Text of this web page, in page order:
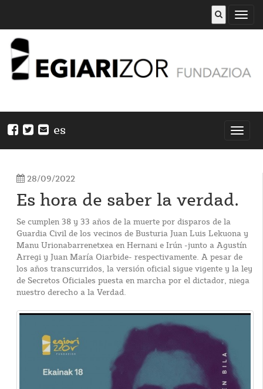
Abrir
menú
es
28/09/2022
Es hora de saber la verdad.
Se cumplen 38 y 33 años de la muerte por disparos de la
Guardia Civil de los vecinos de Busturia Juan Luis Lekuona y
Manu Urionabarrenetxea en Hernani e Irún -junto a Agustín
Arregi y Juan María Oiarbide- respectivamente. A pesar de
los años transcurridos, la versión oficial sigue vigente y la ley
de Secretos Oficiales puesta en marcha por el dictador, niega
nuestro derecho a la Verdad.